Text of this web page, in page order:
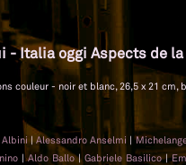
- Italia oggi Aspects de
couleur - noir et blanc, 26,5 x 21 cm,
Albini |Alessandro Anselmi |
|Aldo Ballo|Gabriele Basilico|